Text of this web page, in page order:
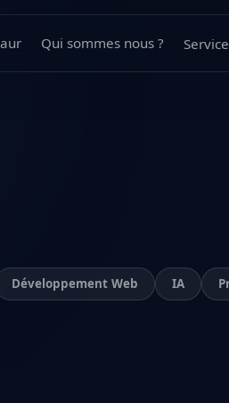
Qui sommes nous ?
Développement Web IA